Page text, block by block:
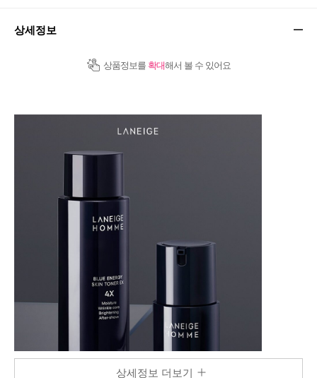
상세정보
상품정보를 확대해서 볼 수 있어요
상세정보 더보기